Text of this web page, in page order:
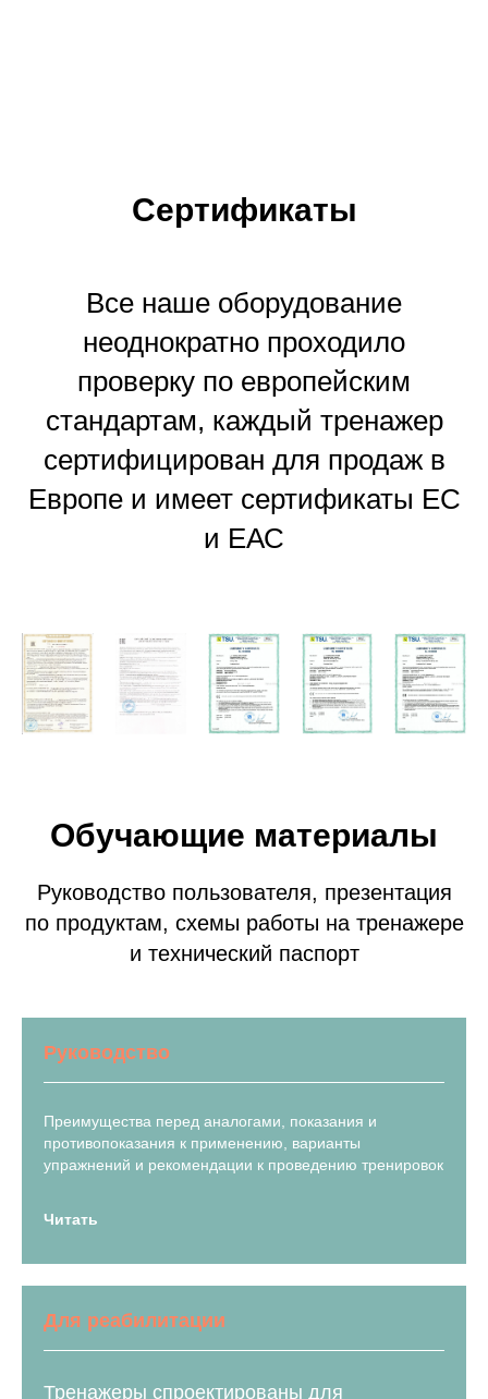
Сертификаты
Все наше оборудование
неоднократно проходило
проверку по европейским
стандартам, каждый тренажер
сертифицирован для продаж в
Европе и имеет сертификаты ЕС
и ЕАС
Обучающие материалы
Руководство пользователя, презентация
по продуктам, схемы работы на тренажере
и технический паспорт
Руководство
Преимущества перед аналогами, показания и
противопоказания к применению, варианты
упражнений и рекомендации к проведению тренировок
Читать
Для реабилитации
Тренажеры спроектированы для